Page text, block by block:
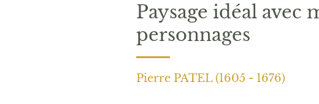
Paysage idéal avec
personnages
Pierre PATEL (1605 - 1676)